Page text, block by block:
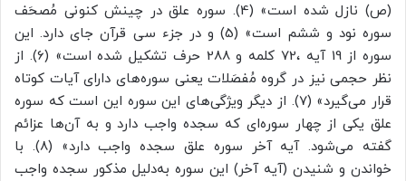
(ص) نازل شده است» (4). سوره علق در چینش کنونی مُصحَف
سوره نود و ششم است» (5) و در جزء سی قرآن جای دارد. این
سوره از 19 آیه ،72 کلمه و 288 حرف تشکیل شده است» (6). از
نظر حجمی نیز در گروه مُفصَلات یعنی سوره‌های دارای آیات کوتاه
قرار می‌گیرد» (7). از دیگر ویژگی‌های این سوره این است که سوره
علق یکی از چهار سوره‌ای که سجده واجب دارد و به آن‌ها عزائم
گفته می‌شود. آیه آخر سوره علق سجده واجب دارد» (8). با
خواندن و شنیدن (آیه آخر) این سوره به‌دلیل مذکور سجده واجب